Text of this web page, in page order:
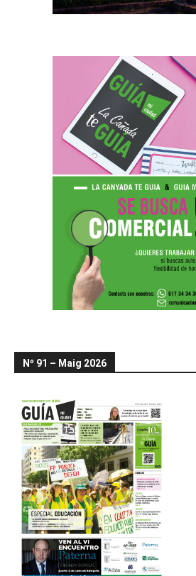
Nº 91 – Maig 2026